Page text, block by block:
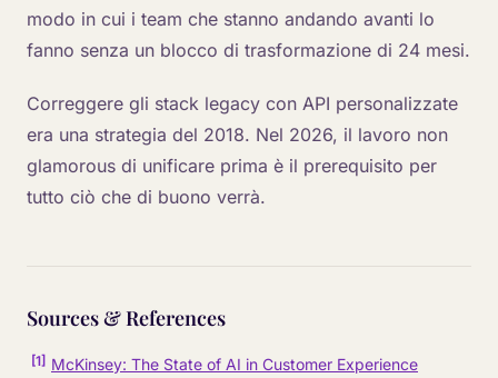
modo in cui i team che stanno andando avanti lo
fanno senza un blocco di trasformazione di 24 mesi.
Correggere gli stack legacy con API personalizzate
era una strategia del 2018. Nel 2026, il lavoro non
glamorous di unificare prima è il prerequisito per
tutto ciò che di buono verrà.
Sources & References
[1] McKinsey: The State of AI in Customer Experience